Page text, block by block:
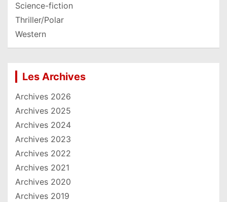
Science-fiction
Thriller/Polar
Western
Les Archives
Archives 2026
Archives 2025
Archives 2024
Archives 2023
Archives 2022
Archives 2021
Archives 2020
Archives 2019